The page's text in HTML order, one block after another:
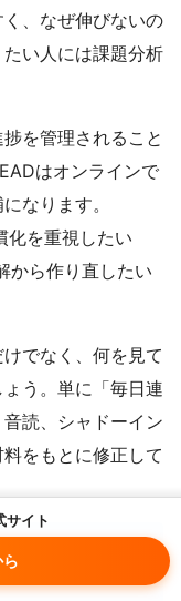
サイト
、なぜ伸びないの
い人には課題分析
を管理されること
はオンラインで
なります。
化を重視したい
から作り直したい
でなく、何を見て
う。単に「毎日連
読、シャドーイン
をもとに修正して